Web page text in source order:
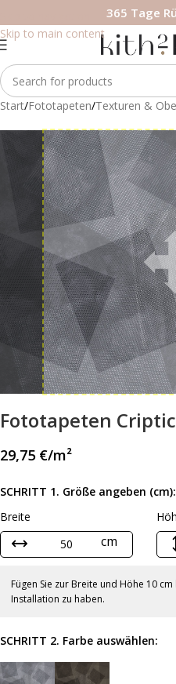
Skip to main content
365 Tage
Start/Fototapeten/Texturen &
Fototapeten Criptic
29,75 €/m²
SCHRITT 1. Größe angeben (cm):
Breite
cm
Fügen Sie zur Breite und Höhe 10
Installation zu haben.
SCHRITT 2. Farbe auswählen: